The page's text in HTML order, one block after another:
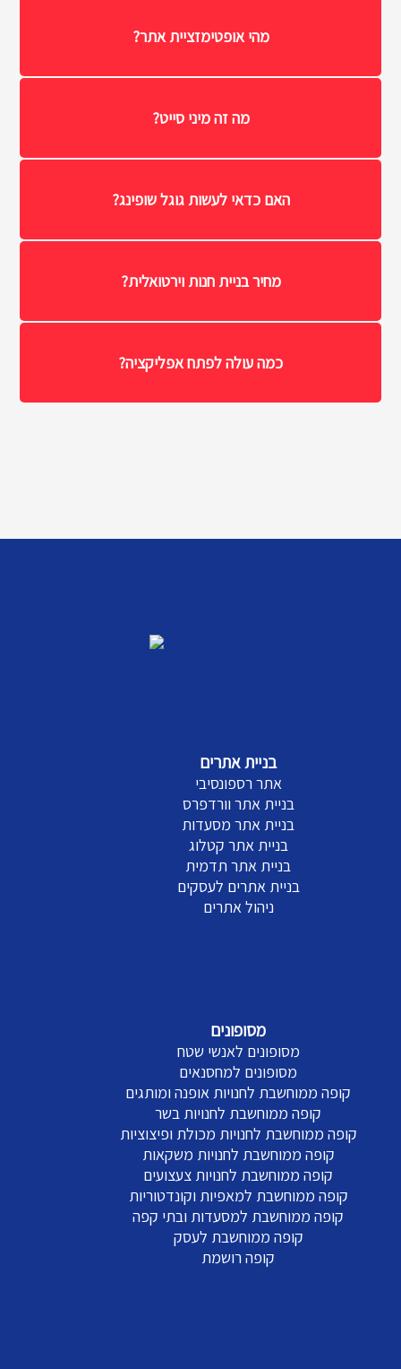
מהי אופטימזציית אתר?
מה זה מיני סייט?
האם כדאי לעשות גוגל שופינג?
מחיר בניית חנות וירטואלית?
כמה עולה לפתח אפליקציה?
בניית אתרים
אתר רספונסיבי
בניית אתר וורדפרס
בניית אתר מסעדות
בניית אתר קטלוג
בניית אתר תדמית
בניית אתרים לעסקים
ניהול אתרים
מסופונים
מסופונים לאנשי שטח
מסופונים למחסנאים
קופה ממוחשבת לחנויות אופנה ומותגים
קופה ממוחשבת לחנויות בשר
קופה ממוחשבת לחנויות מכולת ופיצוציות
קופה ממוחשבת לחנויות משקאות
קופה ממוחשבת לחנויות צעצועים
קופה ממוחשבת למאפיות וקונדטוריות
קופה ממוחשבת למסעדות ובתי קפה
קופה ממוחשבת לעסק
קופה רושמת